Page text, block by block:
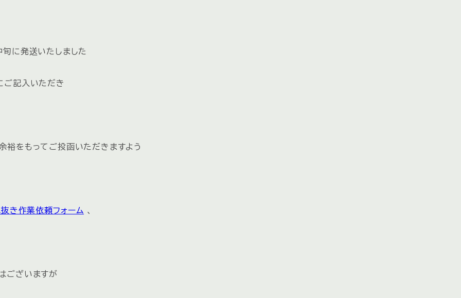
に発送いたしました
ご記入いただき
裕をもってご投函いただきますよう
き作業依頼フォーム 、
ございますが